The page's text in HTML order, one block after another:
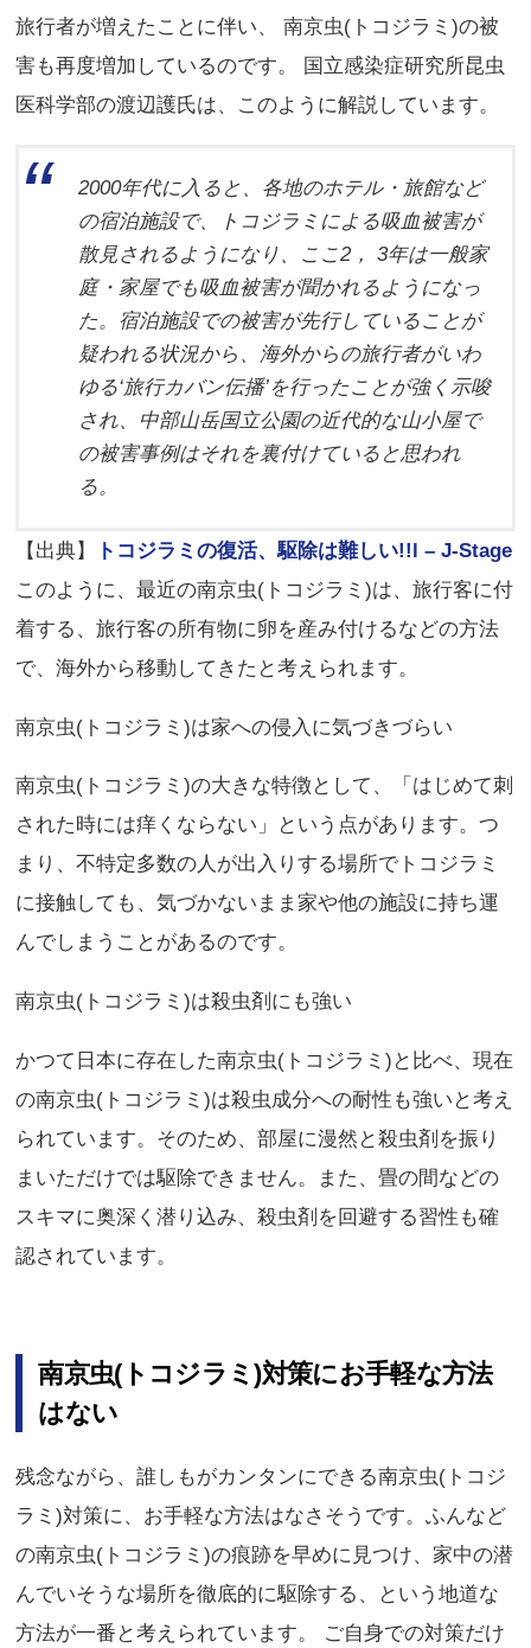
旅行者が増えたことに伴い、 南京虫(トコジラミ)の被
害も再度増加しているのです。 国立感染症研究所昆虫
医科学部の渡辺護氏は、このように解説しています。
2000年代に入ると、各地のホテル・旅館など
の宿泊施設で、トコジラミによる吸血被害が
散見されるようになり、ここ2， 3年は一般家
庭・家屋でも吸血被害が聞かれるようになっ
た。宿泊施設での被害が先行していることが
疑われる状況から、海外からの旅行者がいわ
ゆる‘旅行カバン伝播’を行ったことが強く示唆
され、中部山岳国立公園の近代的な山小屋で
の被害事例はそれを裏付けていると思われ
る。
【出典】
トコジラミの復活、駆除は難しい!!l – J-Stage
このように、最近の南京虫(トコジラミ)は、旅行客に付
着する、旅行客の所有物に卵を産み付けるなどの方法
で、海外から移動してきたと考えられます。
南京虫(トコジラミ)は家への侵入に気づきづらい
南京虫(トコジラミ)の大きな特徴として、「はじめて刺
された時には痒くならない」という点があります。つ
まり、不特定多数の人が出入りする場所でトコジラミ
に接触しても、気づかないまま家や他の施設に持ち運
んでしまうことがあるのです。
南京虫(トコジラミ)は殺虫剤にも強い
かつて日本に存在した南京虫(トコジラミ)と比べ、現在
の南京虫(トコジラミ)は殺虫成分への耐性も強いと考え
られています。そのため、部屋に漫然と殺虫剤を振り
まいただけでは駆除できません。また、畳の間などの
スキマに奥深く潜り込み、殺虫剤を回避する習性も確
認されています。
南京虫(トコジラミ)対策にお手軽な方法
はない
残念ながら、誰しもがカンタンにできる南京虫(トコジ
ラミ)対策に、お手軽な方法はなさそうです。ふんなど
の南京虫(トコジラミ)の痕跡を早めに見つけ、家中の潜
んでいそうな場所を徹底的に駆除する、という地道な
方法が一番と考えられています。 ご自身での対策だけ